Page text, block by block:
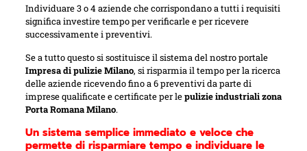
Individuare 3 o 4 aziende che corrispondano a tutti i requisiti
significa investire tempo per verificarle e per ricevere
successivamente i preventivi.
Se a tutto questo si sostituisce il sistema del nostro portale
Impresa di pulizie Milano, si risparmia il tempo per la ricerca
delle aziende ricevendo fino a 6 preventivi da parte di
imprese qualificate e certificate per lepulizie industriali zona
Porta Romana Milano.
Un sistema semplice immediato e veloce che
permette di risparmiare tempo e individuare le